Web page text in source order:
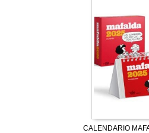
CALENDARIO